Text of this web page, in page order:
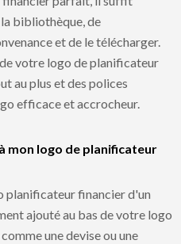
bibliothèque, de
et de le télécharger.
votre logo de planificateur
au plus et des polices
efficace et accrocheur.
mon logo de planificateur
planificateur financier d'un
ajouté au bas de votre logo
une devise ou une